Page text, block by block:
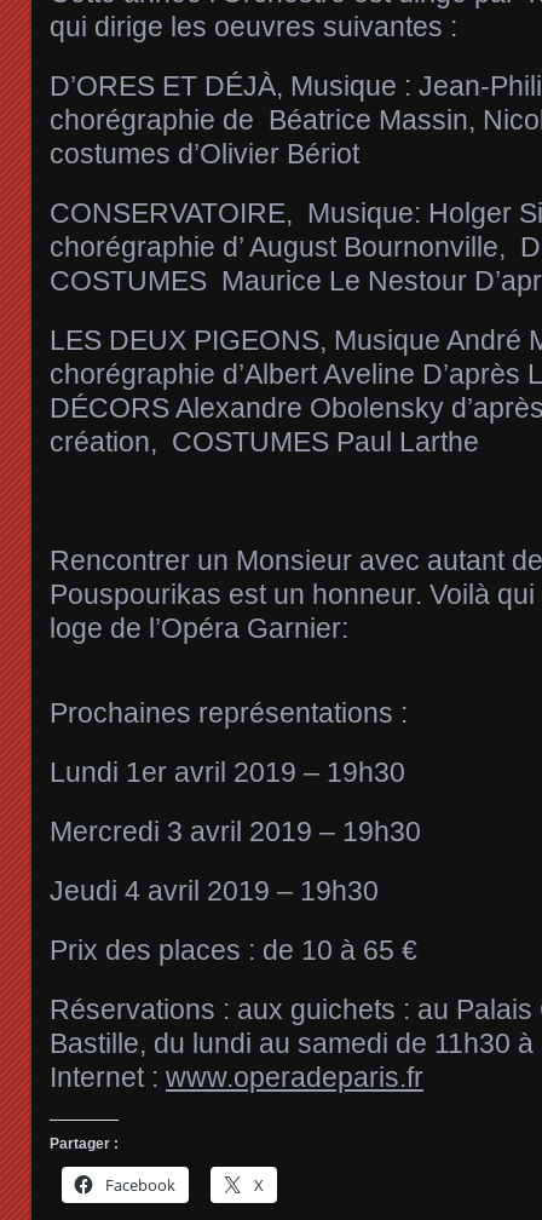
qui dirige les oeuvres suivantes :
D’ORES ET DÉJÀ, Musique : Jean-
chorégraphie de Béatrice Massin,
costumes d’Olivier Bériot
CONSERVATOIRE, Musique: Holger
chorégraphie d’ August Bournonville,
COSTUMES Maurice Le Nestour
LES DEUX PIGEONS, Musique André
chorégraphie d’Albert Aveline D’après
DÉCORS Alexandre Obolensky
création, COSTUMES Paul Larthe
Rencontrer un Monsieur avec autant
Pouspourikas est un honneur. Voilà
loge de l’Opéra Garnier:
Prochaines représentations :
Lundi 1er avril 2019 – 19h30
Mercredi 3 avril 2019 – 19h30
Jeudi 4 avril 2019 – 19h30
Prix des places : de 10 à 65 €
Réservations : aux guichets : au Palais
Bastille, du lundi au samedi de 11h30
Internet : www.operadeparis.fr
Partager :
Facebook X